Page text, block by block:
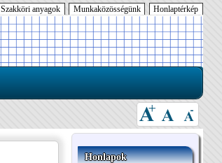
Honlaptérkép
Munkaközösségünk
Szakköri anyagok
Honlapok